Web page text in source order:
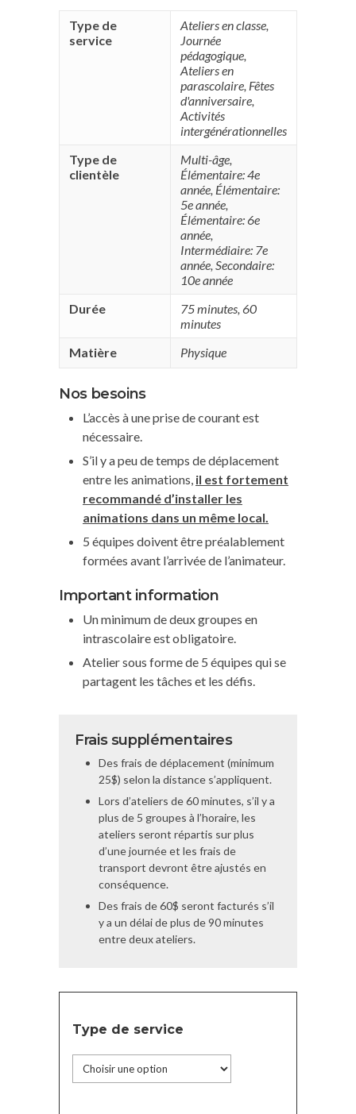
Type de
service
Ateliers en classe,
Journée
pédagogique,
Ateliers en
parascolaire, Fêtes
d'anniversaire,
Activités
intergénérationnelles
Type de
clientèle
Multi-âge,
Élémentaire: 4e
année, Élémentaire:
5e année,
Élémentaire: 6e
année,
Intermédiaire: 7e
année, Secondaire:
10e année
Durée
75 minutes, 60
minutes
Matière
Physique
Nos besoins
L’accès à une prise de courant est
nécessaire.
S’il y a peu de temps de déplacement
entre les animations, il est fortement
recommandé d’installer les
animations dans un même local.
5 équipes doivent être préalablement
formées avant l’arrivée de l’animateur.
Important information
Un minimum de deux groupes en
intrascolaire est obligatoire.
Atelier sous forme de 5 équipes qui se
partagent les tâches et les défis.
Frais supplémentaires
Des frais de déplacement (minimum
25$) selon la distance s’appliquent.
Lors d’ateliers de 60 minutes, s’il y a
plus de 5 groupes à l’horaire, les
ateliers seront répartis sur plus
d’une journée et les frais de
transport devront être ajustés en
conséquence.
Des frais de 60$ seront facturés s’il
y a un délai de plus de 90 minutes
entre deux ateliers.
Type de service